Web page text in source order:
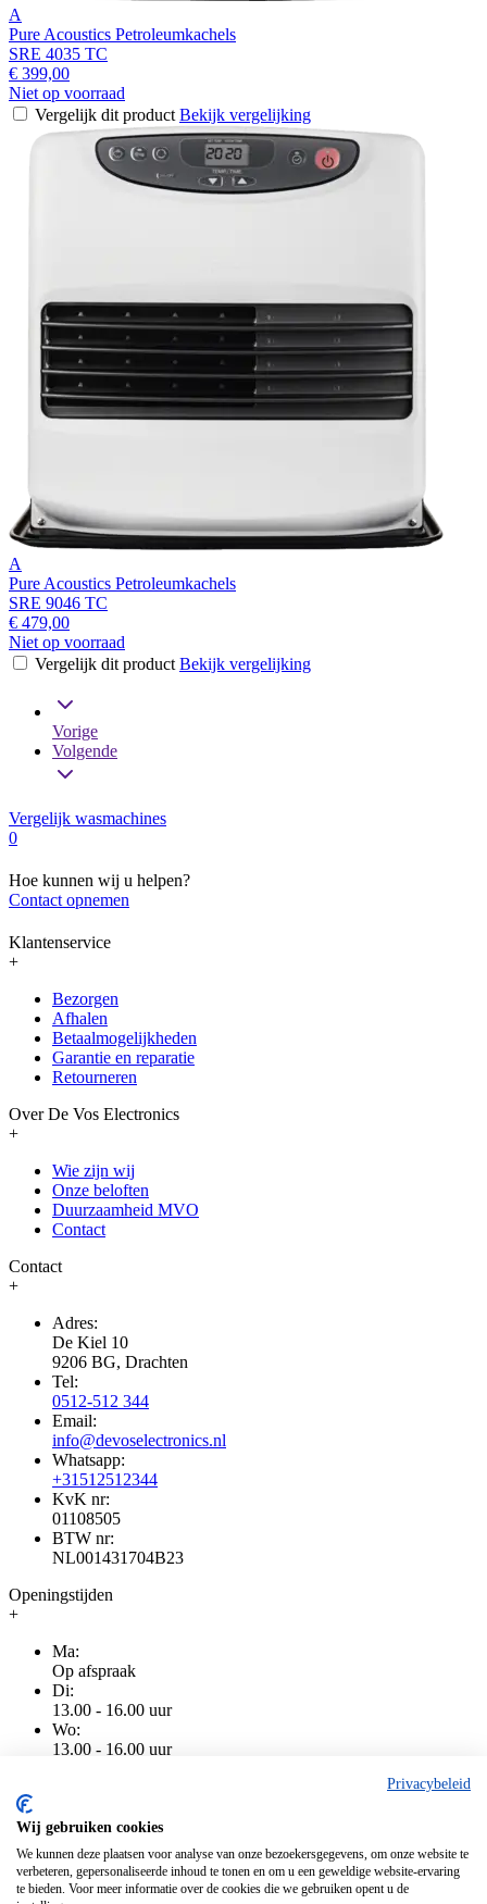
A
Pure Acoustics Petroleumkachels
SRE 4035 TC
€ 399,00
Niet op voorraad
Vergelijk dit product Bekijk vergelijking
A
Pure Acoustics Petroleumkachels
SRE 9046 TC
€ 479,00
Niet op voorraad
Vergelijk dit product Bekijk vergelijking
Vorige
Volgende
Vergelijk wasmachines
0
Hoe kunnen wij u helpen?
Contact opnemen
Klantenservice
+
Bezorgen
Afhalen
Betaalmogelijkheden
Garantie en reparatie
Retourneren
Over De Vos Electronics
+
Wie zijn wij
Onze beloften
Duurzaamheid MVO
Contact
Contact
+
Adres:
De Kiel 10
9206 BG, Drachten
Tel:
0512-512 344
Email:
info@devoselectronics.nl
Whatsapp:
+31512512344
KvK nr:
01108505
BTW nr:
NL001431704B23
Openingstijden
+
Ma:
Op afspraak
Di:
13.00 - 16.00 uur
Wo:
13.00 - 16.00 uur
13.00 - 16.00 uur
Gesloten
Zo:
Privacybeleid
Wij gebruiken cookies
We kunnen deze plaatsen voor analyse van onze bezoekersgegevens, om onze website te
verbeteren, gepersonaliseerde inhoud te tonen en om u een geweldige website-ervaring
te bieden. Voor meer informatie over de cookies die we gebruiken opent u de